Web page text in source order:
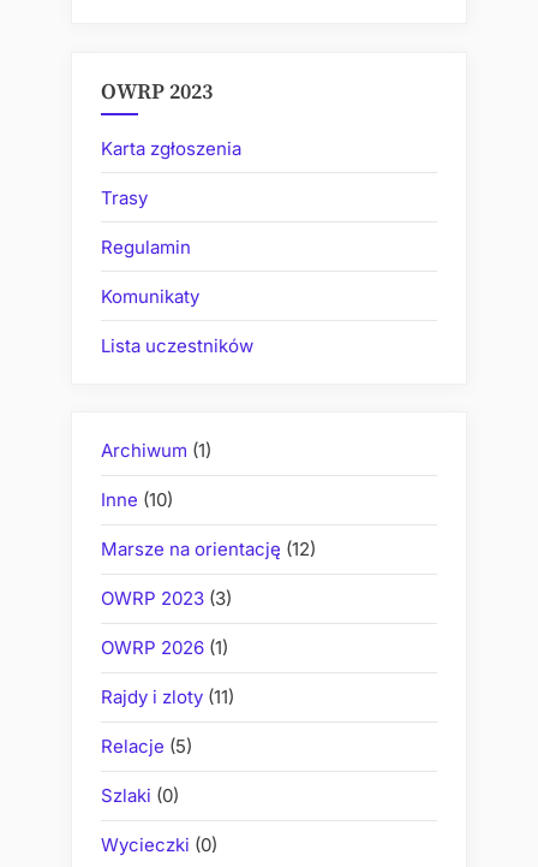
OWRP 2023
Karta zgłoszenia
Trasy
Regulamin
Komunikaty
Lista uczestników
Archiwum (1)
Inne (10)
Marsze na orientację (12)
OWRP 2023 (3)
OWRP 2026 (1)
Rajdy i zloty (11)
Relacje (5)
Szlaki (0)
Wycieczki (0)